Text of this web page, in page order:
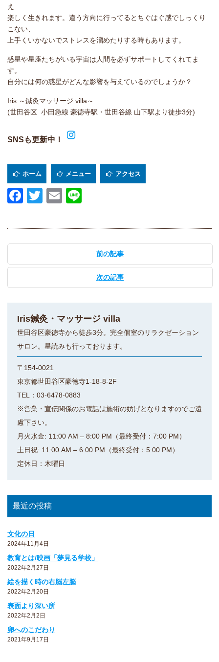
え
楽しく生きれます。違う方向に行ってるとちぐはぐ感でしっくり
こない、
上手くいかないでストレスを溜めたりする時もあります。
惑星や星座たちがいる宇宙は人間を必ずサポートしてくれてま
す。
自分には何の惑星がどんな影響を与えているのでしょうか？
Iris ～鍼灸マッサージ villa～
(世田谷区 小田急線 豪徳寺駅・世田谷線 山下駅より徒歩3分)
SNSも更新中！
ホーム メニュー アクセス
Facebook
Twitter
Email
前の記事
次の記事
Iris鍼灸・マッサージ villa
世田谷区豪徳寺から徒歩3分。完全個室のリラクゼーション
サロン。星読みも行っております。
〒154-0021
東京都世田谷区豪徳寺1-18-8-2F
TEL：03-6478-0883
※営業・宣伝関係のお電話は施術の妨げとなりますのでご遠
慮下さい。
月火水金: 11:00 AM – 8:00 PM（最終受付：7:00 PM）
土日祝: 11:00 AM – 6:00 PM（最終受付：5:00 PM）
定休日：木曜日
最近の投稿
文化の日
2024年11月4日
教育とは/映画「夢見る学校」
2022年2月27日
絵を描く時の右脳左脳
2022年2月20日
表面より深い所
2022年2月2日
卵へのこだわり
2021年9月17日